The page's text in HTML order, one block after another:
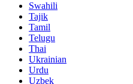
Swahili
Tajik
Tamil
Telugu
Thai
Ukrainian
Urdu
Uzbek